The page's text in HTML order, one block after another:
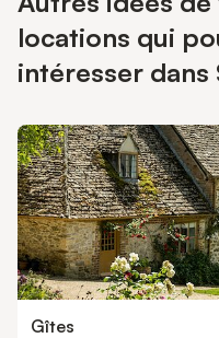
locations qui
intéresser
Gîtes